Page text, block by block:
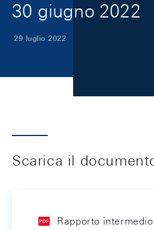
30 giugno 2022
29 luglio 2022
Scarica il
Rapporto